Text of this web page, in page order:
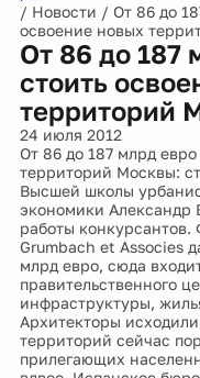
/ Новости / От 86 до
освоение новых
От 86 до 187
стоить
территорий
24 июля 2012
От 86 до 187 млрд
территорий Москвы:
Высшей школы
экономики Александр
работы
Grumbach et Associes
млрд евро, сюда
правительственного
инфраструктуры,
Архитекторы
территорий сейчас
прилегающих